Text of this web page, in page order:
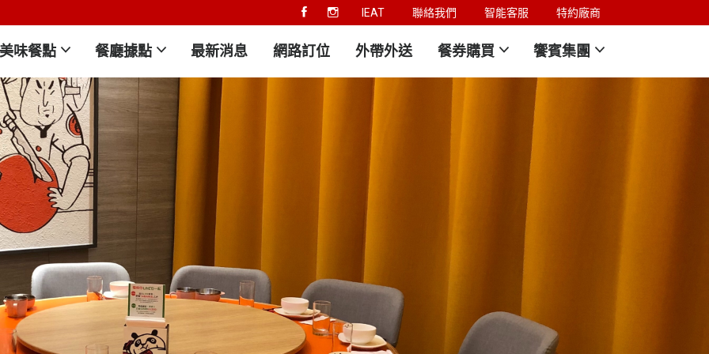
IEAT 聯絡我們 智能客服 特約廠商
美味餐點 餐廳據點 最新消息 網路訂位 外帶外送 餐券購買 饗賓集團